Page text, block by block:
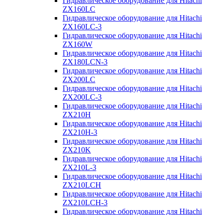
ZX160LC
Гидравлическое оборудование для Hitachi
ZX160LC-3
Гидравлическое оборудование для Hitachi
ZX160W
Гидравлическое оборудование для Hitachi
ZX180LCN-3
Гидравлическое оборудование для Hitachi
ZX200LC
Гидравлическое оборудование для Hitachi
ZX200LC-3
Гидравлическое оборудование для Hitachi
ZX210H
Гидравлическое оборудование для Hitachi
ZX210H-3
Гидравлическое оборудование для Hitachi
ZX210K
Гидравлическое оборудование для Hitachi
ZX210L-3
Гидравлическое оборудование для Hitachi
ZX210LCH
Гидравлическое оборудование для Hitachi
ZX210LCH-3
Гидравлическое оборудование для Hitachi